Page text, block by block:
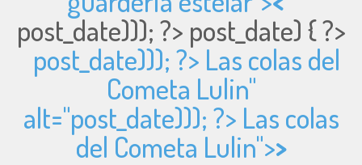
post_date))); ?> post_date) { ?>
post_date))); ?> Las colas del
Cometa Lulin"
alt="post_date))); ?> Las colas
del Cometa Lulin">>